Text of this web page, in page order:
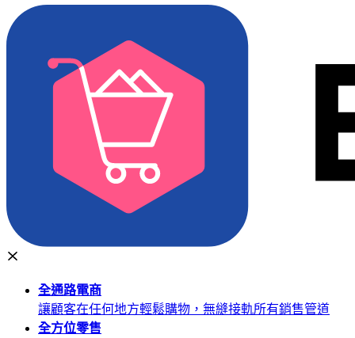
全通路電商
讓顧客在任何地方輕鬆購物，無縫接軌所有銷售管道
全方位零售